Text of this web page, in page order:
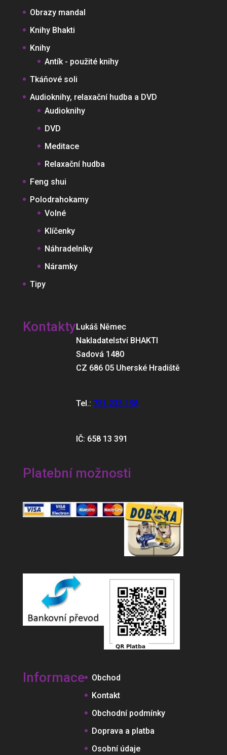
Obrazy mandal
Knihy Bhakti
Knihy
Antík - použité knihy
Tkáňové soli
Audioknihy, relaxační hudba a DVD
Audioknihy
DVD
Meditace
Relaxační hudba
Feng shui
Polodrahokamy
Volné
Klíčenky
Náhradelníky
Náramky
Tipy
KontaktyLukáš Němec
Nakladatelství BHAKTI
Sadová 1480
CZ 686 05 Uherské Hradiště
Tel.: 731 233 198
IČ: 658 13 391
Platební možnosti
Informace
Obchod
Kontakt
Obchodní podmínky
Doprava a platba
Osobní údaje